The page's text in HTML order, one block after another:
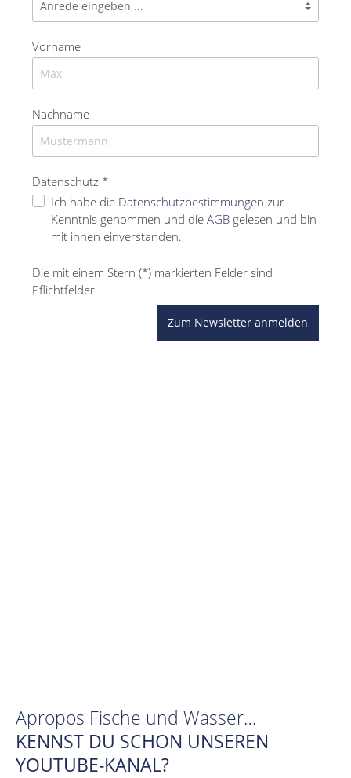
Vorname
Nachname
Datenschutz *
Ich habe die Datenschutzbestimmungen zur
Kenntnis genommen und die AGB gelesen und bin
mit ihnen einverstanden.
Die mit einem Stern (*) markierten Felder sind
Pflichtfelder.
Zum Newsletter anmelden
Apropos Fische und Wasser…
KENNST DU SCHON UNSEREN
YOUTUBE-KANAL?